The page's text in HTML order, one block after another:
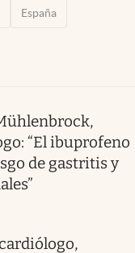
España
“El ibuprofeno
de gastritis y